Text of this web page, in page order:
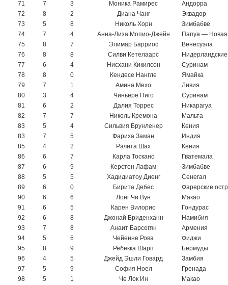
71 7 3 Моника Рамирес
Андорра
72
8 2 Диана Чанг
Эквадор
73
5 8 Николь Хорн
Зимбабве
74
7 4 Анна-Лиза Мопио-Джейн
Папуа — Новая
75
8 7 Элимар Барриос
Венесуэла
76
8 8 Силви Кетелаарс
77
6 4 Нисхани Кикилсон
Суринам
78
8 0 Кендесе Нангле
Ямайка
79
7 1 Амина Мехо
Ливия
80
3 4 Чиньере Пиго
Суринам
81
6 2 Далия Торрес
Никарагуа
82
7 7 Николь Кремона
Мальта
83
5 4 Сильвия Брунленер
Кения
83
7 5 Фариха Заман
Индия
85
4 2 Рачита Шах
Кения
86
6 7 Карла Тоскано
Гватемала
87
6 9 Керстен Лафам
Зимбабве
88
5 5 Хадидиатоу Диенг
Сенегал
89
6 0 Бирита Дебес
Фарерские
90
6 6 Лонг Чи Вун
Макао
91
6 5 Карен Вилорио
Гондурас
92
6 8 Джонай Бриденханн
Намибия
93
7 8 Анаит Барсегян
Армения
94
5 6 Чейенне Рова
Фиджи
95
8 9 Ребекка Шарп
Бермуды
96
4 5 Джейд Эшли Говард
Замбия
97
5 9 София Ноел
Гренада
98
5 1 Че Лок Ин
Макао